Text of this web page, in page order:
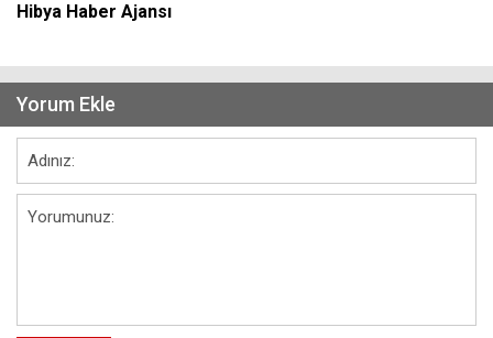
Hibya Haber Ajansı
Yorum Ekle